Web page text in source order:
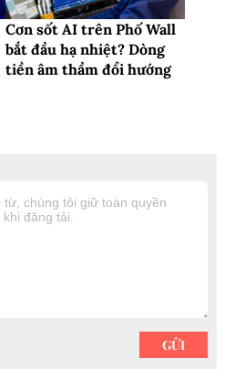
Cơn sốt AI trên Phố Wall
bắt đầu hạ nhiệt? Dòng
tiền âm thầm đổi hướng